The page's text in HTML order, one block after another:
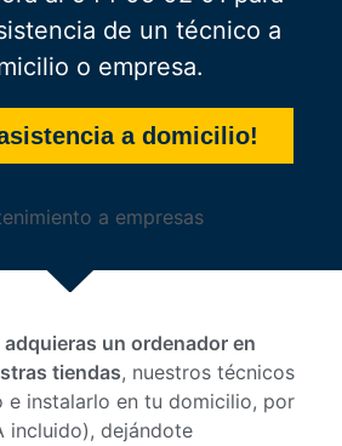
de un técnico a
o empresa.
a domicilio!
adquieras un ordenador en
tiendas, nuestros técnicos
e instalarlo en tu domicilio, por
incluido), dejándote